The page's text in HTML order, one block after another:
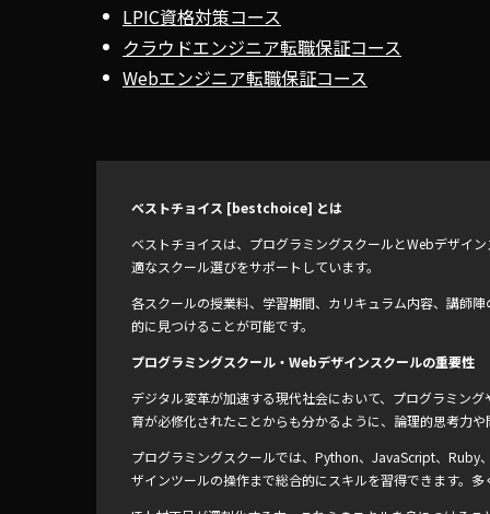
LPIC資格対策コース
クラウドエンジニア転職保証コース
Webエンジニア転職保証コース
ベストチョイス [bestchoice] とは
ベストチョイスは、プログラミングスクールとWebデザイ
適なスクール選びをサポートしています。
各スクールの授業料、学習期間、カリキュラム内容、講師
的に見つけることが可能です。
プログラミングスクール・Webデザインスクールの重要性
デジタル変革が加速する現代社会において、プログラミン
育が必修化されたことからも分かるように、論理的思考力
プログラミングスクールでは、Python、JavaScript、Ruby
ザインツールの操作まで総合的にスキルを習得できます。